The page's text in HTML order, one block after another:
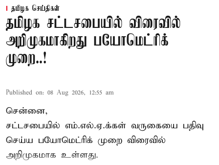
தமிழக செய்திகள்
தமிழக சட்டசபையில் விரைவில்
அறிமுகமாகிறது பயோமெட்ரிக்
முறை..!
Published on: 08 Aug 2026, 12:55 am
சென்னை,
சட்டசபையில் எம்.எல்.ஏ.க்கள் வருகையை பதிவு
செய்ய பயோமெட்ரிக் முறை விரைவில்
அறிமுகமாக உள்ளது.